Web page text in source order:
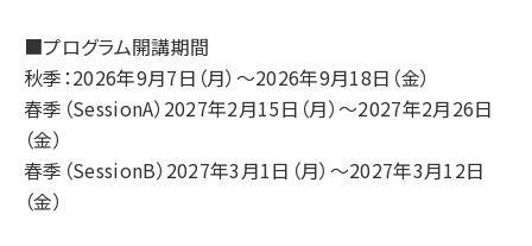
■プログラム開講期間
秋季：2026年9月7日（月）～2026年9月18日（金）
春季（SessionA）2027年2月15日（月）～2027年2月26日
（金）
春季（SessionB）2027年3月1日（月）～2027年3月12日
（金）